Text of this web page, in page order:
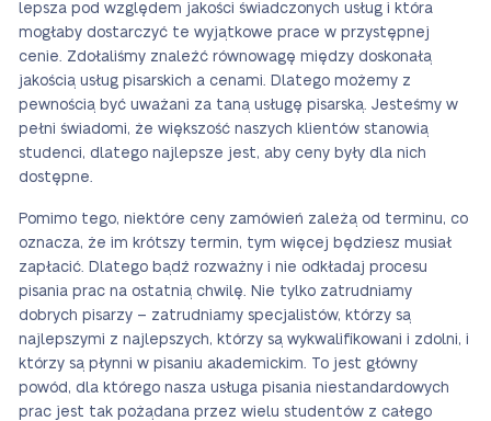
lepsza pod względem jakości świadczonych usług i która
mogłaby dostarczyć te wyjątkowe prace w przystępnej
cenie. Zdołaliśmy znaleźć równowagę między doskonałą
jakością usług pisarskich a cenami. Dlatego możemy z
pewnością być uważani za taną usługę pisarską. Jesteśmy w
pełni świadomi, że większość naszych klientów stanowią
studenci, dlatego najlepsze jest, aby ceny były dla nich
dostępne.
Pomimo tego, niektóre ceny zamówień zależą od terminu, co
oznacza, że im krótszy termin, tym więcej będziesz musiał
zapłacić. Dlatego bądź rozważny i nie odkładaj procesu
pisania prac na ostatnią chwilę. Nie tylko zatrudniamy
dobrych pisarzy – zatrudniamy specjalistów, którzy są
najlepszymi z najlepszych, którzy są wykwalifikowani i zdolni, i
którzy są płynni w pisaniu akademickim. To jest główny
powód, dla którego nasza usługa pisania niestandardowych
prac jest tak pożądana przez wielu studentów z całego